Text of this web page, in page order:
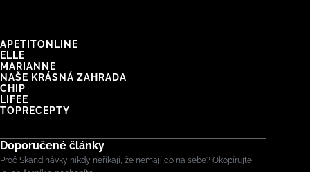
APETITONLINE
ELLE
MARIANNE
NAŠE KRÁSNÁ ZAHRADA
CHIP
LIFEE
TOPRECEPTY
Doporučené články
Proč Skandinávky nikdy neříkají, že nemají co na sebe? Okopírujte